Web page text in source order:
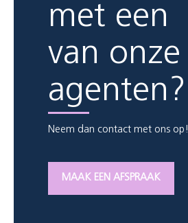
met een
van onze
agenten?
Neem dan contact met ons op!
MAAK EEN AFSPRAAK